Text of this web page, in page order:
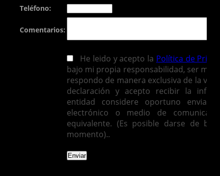
Teléfono:
Comentarios:
He leido y acepto la Política de
bajo mi propia responsabilidad, ser
respondo de manera exclusiva de la
declaración y acepto recibir la
entidad considere oportuno
electrónico o medio de
equivalente. (Es posible darse de
momento)..